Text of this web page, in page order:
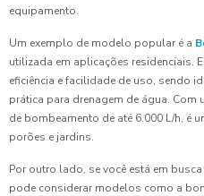
equipamento.
Um exemplo de modelo popular é a
utilizada em aplicações residenciais.
eficiência e facilidade de uso, sendo
prática para drenagem de água. Com
de bombeamento de até 6.000 L/h, é
porões e jardins.
Por outro lado, se você está em
pode considerar modelos como a